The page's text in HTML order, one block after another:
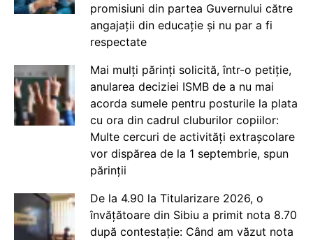
promisiuni din partea Guvernului către
angajații din educație și nu par a fi
respectate
Mai mulți părinți solicită, într-o petiție,
anularea deciziei ISMB de a nu mai
acorda sumele pentru posturile la plata
cu ora din cadrul cluburilor copiilor:
Multe cercuri de activități extrașcolare
vor dispărea de la 1 septembrie, spun
părinții
De la 4.90 la Titularizare 2026, o
învățătoare din Sibiu a primit nota 8.70
după contestație: Când am văzut nota